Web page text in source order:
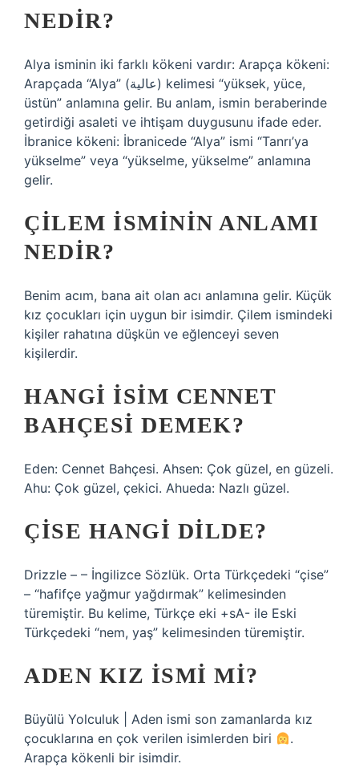
NEDIR?
Alya isminin iki farklı kökeni vardır: Arapça kökeni:
Arapçada “Alya” (عالية) kelimesi “yüksek, yüce,
üstün” anlamına gelir. Bu anlam, ismin beraberinde
getirdiği asaleti ve ihtişam duygusunu ifade eder.
İbranice kökeni: İbranicede “Alya” ismi “Tanrı’ya
yükselme” veya “yükselme, yükselme” anlamına
gelir.
ÇILEM ISMININ ANLAMI
NEDIR?
Benim acım, bana ait olan acı anlamına gelir. Küçük
kız çocukları için uygun bir isimdir. Çilem ismindeki
kişiler rahatına düşkün ve eğlenceyi seven
kişilerdir.
HANGI ISIM CENNET
BAHÇESI DEMEK?
Eden: Cennet Bahçesi. Ahsen: Çok güzel, en güzeli.
Ahu: Çok güzel, çekici. Ahueda: Nazlı güzel.
ÇISE HANGI DILDE?
Drizzle – – İngilizce Sözlük. Orta Türkçedeki “çise”
– “hafifçe yağmur yağdırmak” kelimesinden
türemiştir. Bu kelime, Türkçe eki +sA- ile Eski
Türkçedeki “nem, yaş” kelimesinden türemiştir.
ADEN KIZ ISMI MI?
Büyülü Yolculuk | Aden ismi son zamanlarda kız
çocuklarına en çok verilen isimlerden biri
.
Arapça kökenli bir isimdir.